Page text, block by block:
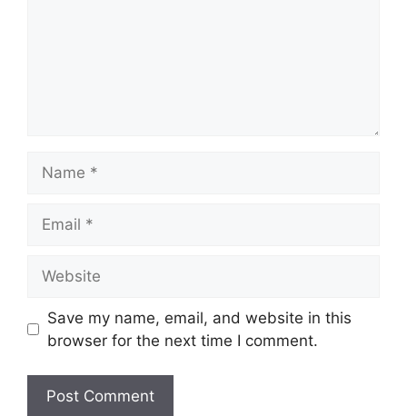
Save my name, email, and website in this
browser for the next time I comment.